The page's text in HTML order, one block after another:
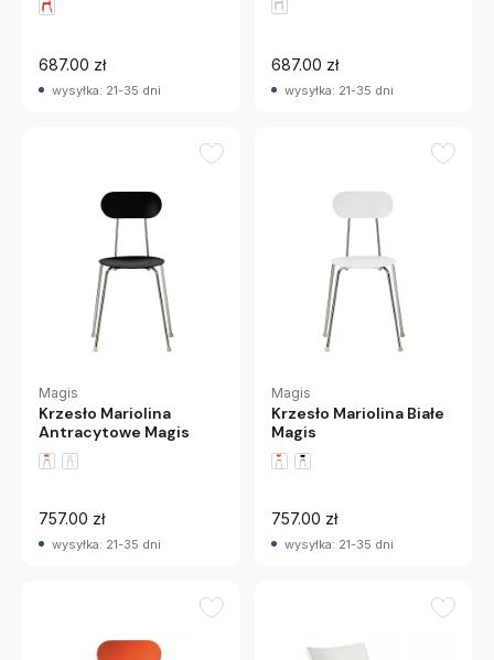
687.00 zł
wysyłka: 21-35 dni
687.00 zł
wysyłka: 21-35 dni
Magis
Krzesło Mariolina
Antracytowe Magis
757.00 zł
wysyłka: 21-35 dni
Magis
Krzesło Mariolina Białe
Magis
757.00 zł
wysyłka: 21-35 dni